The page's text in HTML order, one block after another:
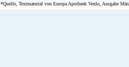
*Quelle, Textmaterial von Europa Apotheek Venlo, Ausgabe